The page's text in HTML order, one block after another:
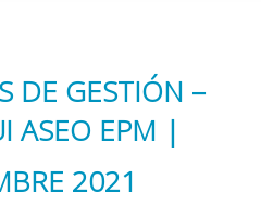
DE GESTIÓN –
ASEO EPM |
2021